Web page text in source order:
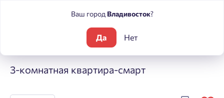
Погода
3-комнатная квартира-смарт
Ваш город Владивосток?
Да Нет